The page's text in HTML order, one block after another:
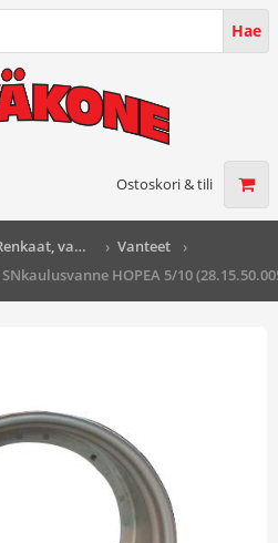
Hae
Ostoskori & tili
Renkaat, vanteet ja pyörännavat › Vanteet
›
HOPEA 5/10